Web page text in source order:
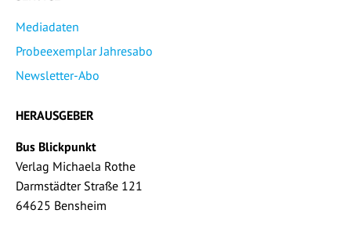
Mediadaten
Probeexemplar Jahresabo
Newsletter-Abo
HERAUSGEBER
Bus Blickpunkt
Verlag Michaela Rothe
Darmstädter Straße 121
64625 Bensheim